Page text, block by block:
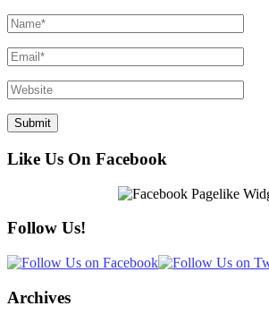
Like Us On Facebook
Follow Us!
Archives